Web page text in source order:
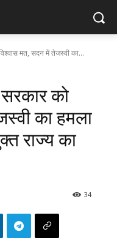
मत, सदन में तेजस्वी का...
सरकार को
का हमला
राज्य का
34